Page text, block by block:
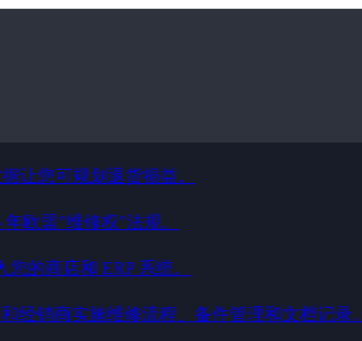
让您可规划退货损益。
欧盟"维修权"法规。
的商店和 ERP 系统。
经销商实施维修流程、备件管理和文档记录。